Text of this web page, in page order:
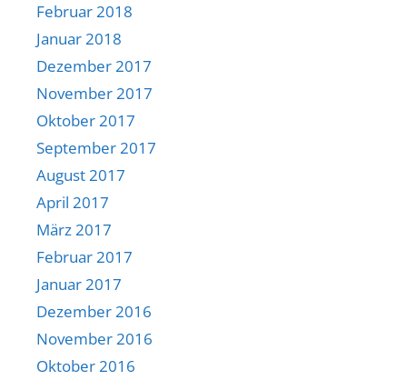
Februar 2018
Januar 2018
Dezember 2017
November 2017
Oktober 2017
September 2017
August 2017
April 2017
März 2017
Februar 2017
Januar 2017
Dezember 2016
November 2016
Oktober 2016